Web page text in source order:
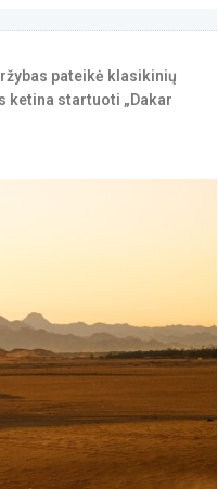
pateikė klasikinių
ketina startuoti „Dakar